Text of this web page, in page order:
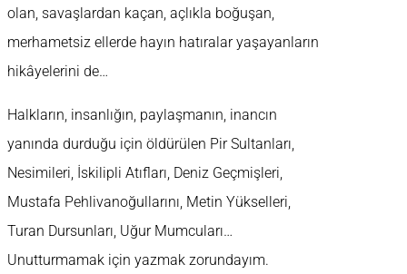
olan, savaşlardan kaçan, açlıkla boğuşan,
merhametsiz ellerde hayın hatıralar yaşayanların
hikâyelerini de…
Halkların, insanlığın, paylaşmanın, inancın
yanında durduğu için öldürülen Pir Sultanları,
Nesimileri, İskilipli Atıfları, Deniz Geçmişleri,
Mustafa Pehlivanoğullarını, Metin Yükselleri,
Turan Dursunları, Uğur Mumcuları…
Unutturmamak için yazmak zorundayım.